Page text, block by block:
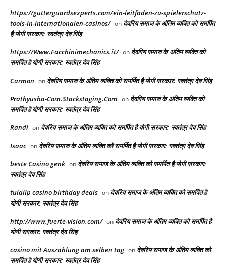
https://gutterguardsexperts.com/ein-leitfaden-zu-spielerschutz-
tools-in-internationalen-casinos/ on देवरिय समाज के अंतिम व्यक्ति को समर्पित
है योगी सरकार: स्वतंत्र देव सिंह
https://Www.Facchinimechanics.it/ on देवरिय समाज के अंतिम व्यक्ति को
समर्पित है योगी सरकार: स्वतंत्र देव सिंह
Carmon on देवरिय समाज के अंतिम व्यक्ति को समर्पित है योगी सरकार: स्वतंत्र देव सिंह
Prathyusha-Com.Stackstaging.Com on देवरिय समाज के अंतिम व्यक्ति को
समर्पित है योगी सरकार: स्वतंत्र देव सिंह
Randi on देवरिय समाज के अंतिम व्यक्ति को समर्पित है योगी सरकार: स्वतंत्र देव सिंह
Isaac on देवरिय समाज के अंतिम व्यक्ति को समर्पित है योगी सरकार: स्वतंत्र देव सिंह
beste Casino genk on देवरिय समाज के अंतिम व्यक्ति को समर्पित है योगी सरकार:
स्वतंत्र देव सिंह
tulalip casino birthday deals on देवरिय समाज के अंतिम व्यक्ति को समर्पित है
योगी सरकार: स्वतंत्र देव सिंह
http://www.fuerte-vision.com/ on देवरिय समाज के अंतिम व्यक्ति को समर्पित है
योगी सरकार: स्वतंत्र देव सिंह
casino mit Auszahlung am selben tag on देवरिय समाज के अंतिम व्यक्ति को
समर्पित है योगी सरकार: स्वतंत्र देव सिंह